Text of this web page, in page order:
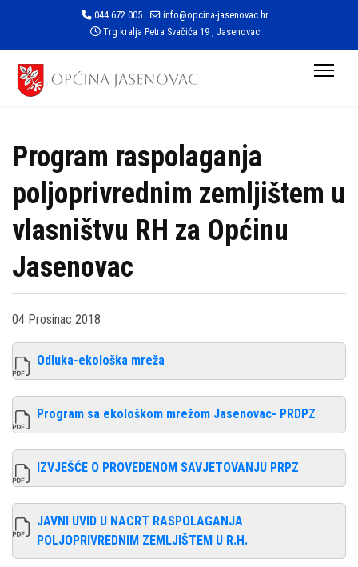
044 672 005
info@opcina-jasenovac.hr
Trg kralja Petra Svačića 19 , Jasenovac
Program raspolaganja
poljoprivrednim zemljištem u
vlasništvu RH za Općinu
Jasenovac
04 Prosinac 2018
Odluka-ekološka mreža
Program sa ekološkom mrežom Jasenovac- PRDPZ
IZVJEŠĆE O PROVEDENOM SAVJETOVANJU PRPZ
JAVNI UVID U NACRT RASPOLAGANJA
POLJOPRIVREDNIM ZEMLJIŠTEM U R.H.